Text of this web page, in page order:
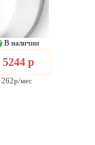
В наличии
5244 р
262р/мес